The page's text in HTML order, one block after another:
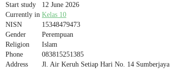
Start study
12 June 2026
Currently in Kelas 10
NISN
15348479473
Gender
Perempuan
Religion
Islam
Phone
083815251385
Address
Jl. Air Keruh Setiap Hari No. 14 Sumberjaya